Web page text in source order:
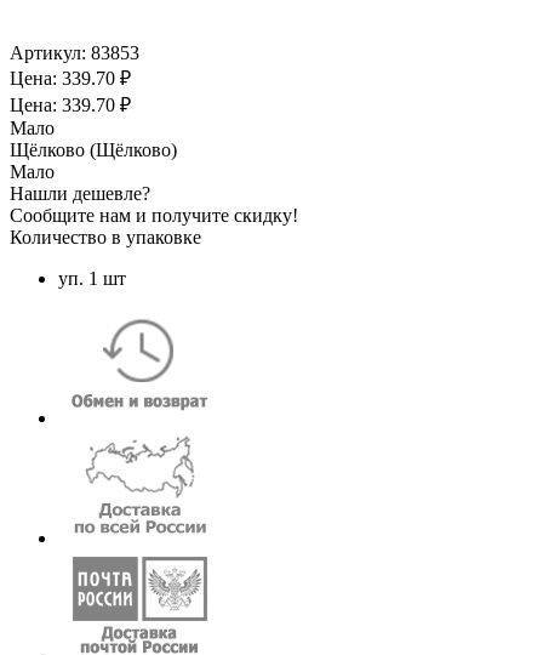
Артикул: 83853
Цена: 339.70 ₽
Цена: 339.70 ₽
Мало
Щёлково (Щёлково)
Мало
Нашли дешевле?
Сообщите нам и получите скидку!
Количество в упаковке
уп. 1 шт